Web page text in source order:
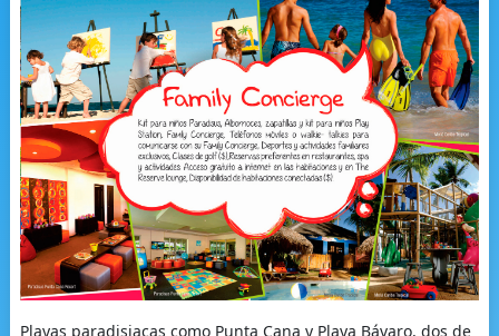
Playas paradisiacas como Punta Cana y Playa Bávaro, dos de